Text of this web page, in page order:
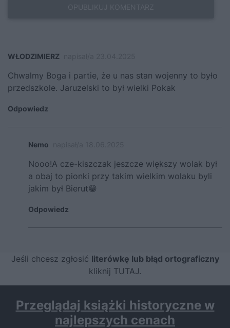
WŁODZIMIERZ
Chwalmy Boga i partie, że u nas stan wojenny to było
przedszkole. Jaruzelski to był wielki Pokak
Odpowiedz
Nemo
Nooo!A cze-kiszczak jeszcze większy wolak był
a obaj to pionki przy takim wielkim wolaku byli
jakim był Bierut😁
Odpowiedz
Jeśli chcesz zgłosić literówkę lub błąd ortograficzny
kliknij TUTAJ.
Przeglądaj książki historyczne w
najlepszych cenach